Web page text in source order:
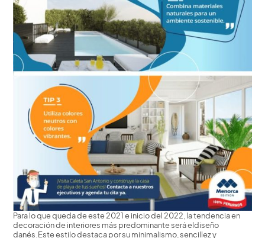
Para lo que queda de este 2021 e inicio del 2022, la tendencia en
decoración de interiores más predominante será eldiseño
danés.Este estilo destaca por su minimalismo, sencillez y